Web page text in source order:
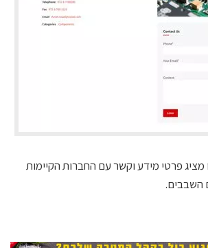
פרטי מידע וקשר עם החברות הקיימות
השבבים.